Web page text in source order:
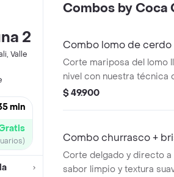
2
Valle
min
Combos by Coca
Combo lomo de
Corte mariposa del lomo
nivel con nuestra técnica
Coca Cola 400ml
$ 49.900
Combo churrasco +
Corte delgado y directo a
sabor limpio y textura